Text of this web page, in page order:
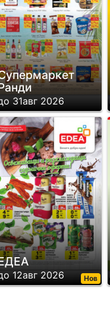
31авг 2026
Нов
12авг 2026